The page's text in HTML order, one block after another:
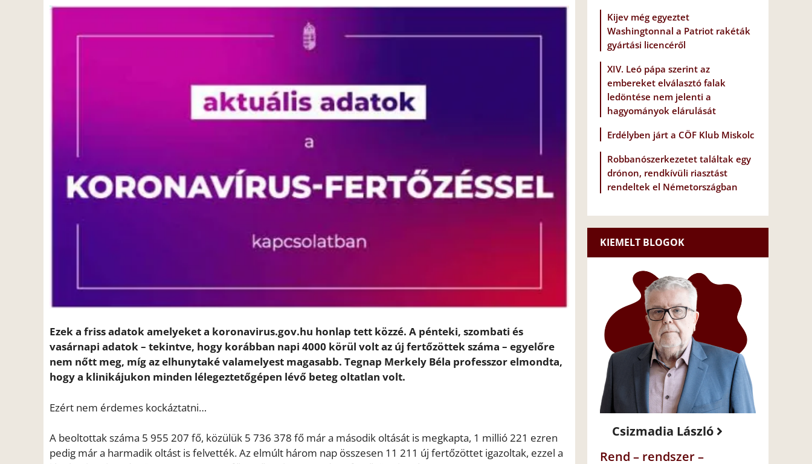
Ezek a friss adatok amelyeket a koronavirus.gov.hu honlap tett közzé. A pénteki, szombati és
vasárnapi adatok – tekintve, hogy korábban napi 4000 körül volt az új fertőzöttek száma – egyelőre
nem nőtt meg, míg az elhunytaké valamelyest magasabb. Tegnap Merkely Béla professzor elmondta,
hogy a klinikájukon minden lélegeztetőgépen lévő beteg oltatlan volt.
Ezért nem érdemes kockáztatni…
A beoltottak száma 5 955 207 fő, közülük 5 736 378 fő már a második oltását is megkapta, 1 millió 221 ezren
pedig már a harmadik oltást is felvették. Az elmúlt három nap összesen 11 211 új fertőzöttet igazoltak, ezzel a
Kijev még egyeztet
Washingtonnal a Patriot rakéták
gyártási licencéről
XIV. Leó pápa szerint az
embereket elválasztó falak
ledöntése nem jelenti a
hagyományok elárulását
Erdélyben járt a CÖF Klub Miskolc
Robbanószerkezetet találtak egy
drónon, rendkívüli riasztást
rendeltek el Németországban
KIEMELT BLOGOK
Csizmadia László
Rend – rendszer –